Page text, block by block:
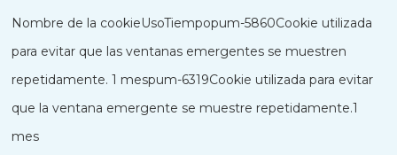
Nombre de la cookieUsoTiempopum-5860Cookie utilizada
para evitar que las ventanas emergentes se muestren
repetidamente. 1 mespum-6319Cookie utilizada para evitar
que la ventana emergente se muestre repetidamente.1
mes